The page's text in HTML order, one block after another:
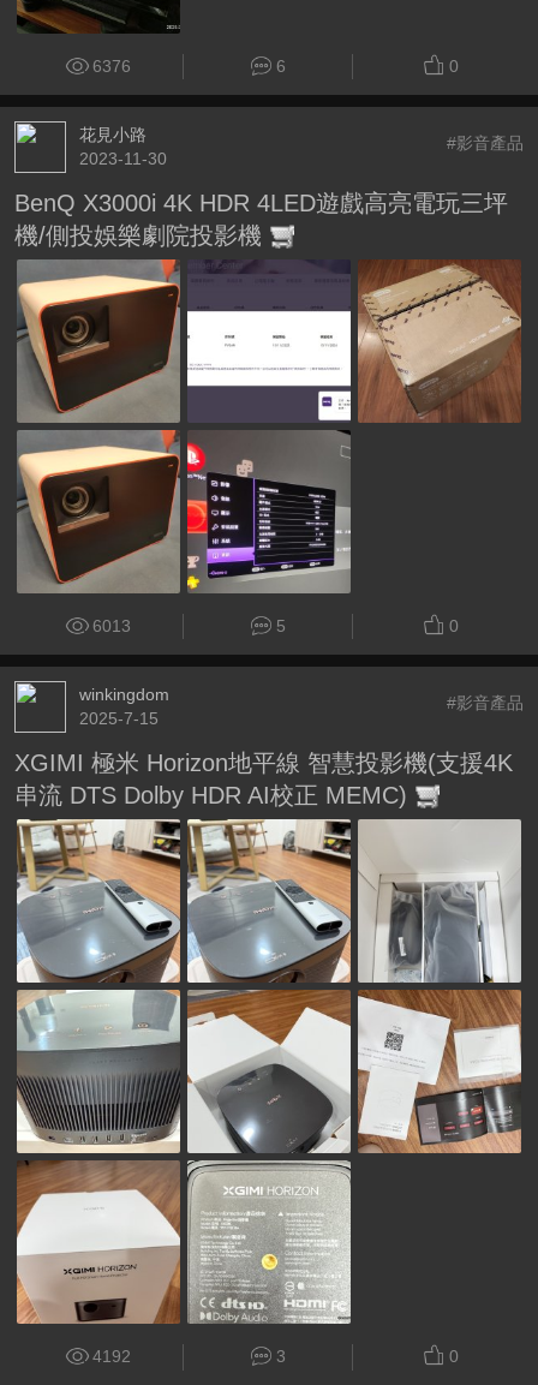
6376 6 0
花見小路
2023-11-30
#影音產品
BenQ X3000i 4K HDR 4LED遊戲高亮電玩三坪
機/側投娛樂劇院投影機
6013 5 0
winkingdom
2025-7-15
#影音產品
XGIMI 極米 Horizon地平線 智慧投影機(支援4K
串流 DTS Dolby HDR AI校正 MEMC)
4192 3 0